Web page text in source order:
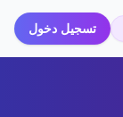
تسجيل دخول